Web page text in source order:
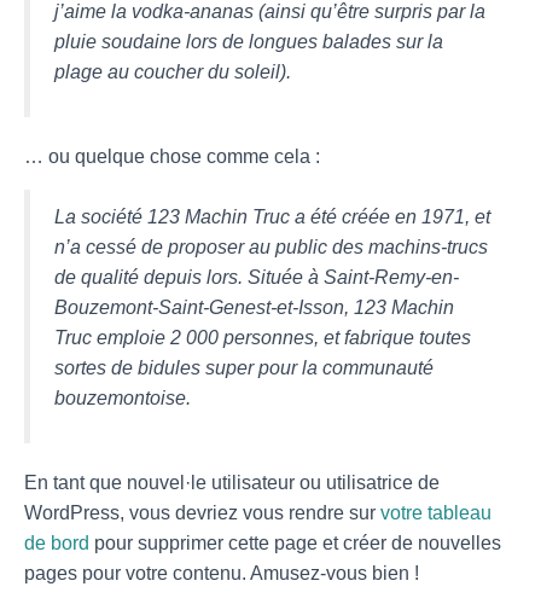
j’aime la vodka-ananas (ainsi qu’être surpris par la
pluie soudaine lors de longues balades sur la
plage au coucher du soleil).
… ou quelque chose comme cela :
La société 123 Machin Truc a été créée en 1971, et
n’a cessé de proposer au public des machins-trucs
de qualité depuis lors. Située à Saint-Remy-en-
Bouzemont-Saint-Genest-et-Isson, 123 Machin
Truc emploie 2 000 personnes, et fabrique toutes
sortes de bidules super pour la communauté
bouzemontoise.
En tant que nouvel·le utilisateur ou utilisatrice de
WordPress, vous devriez vous rendre sur votre tableau
de bord pour supprimer cette page et créer de nouvelles
pages pour votre contenu. Amusez-vous bien !